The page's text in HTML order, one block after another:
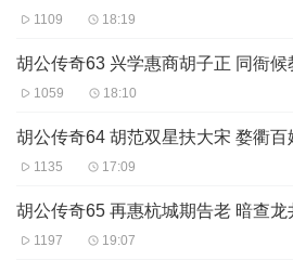
1109 18:19
胡公传奇63 兴学惠商胡子正 同衙候
1059 18:10
胡公传奇64 胡范双星扶大宋 婺衢百
1135 17:09
胡公传奇65 再惠杭城期告老 暗查龙
1197 19:07